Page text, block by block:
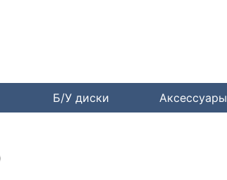
Б/У диски Аксессуары